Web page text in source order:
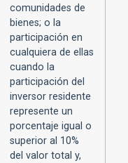
comunidades de
bienes; o la
participación en
cualquiera de ellas
cuando la
participación del
inversor residente
represente un
porcentaje igual o
superior al 10%
del valor total y,